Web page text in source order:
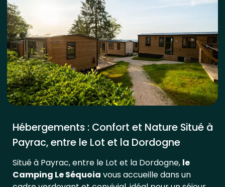
Hébergements : Confort et Nature Situé à
Payrac, entre le Lot et la Dordogne
Situé à Payrac, entre le Lot et la Dordogne, le
Camping Le Séquoia vous accueille dans un